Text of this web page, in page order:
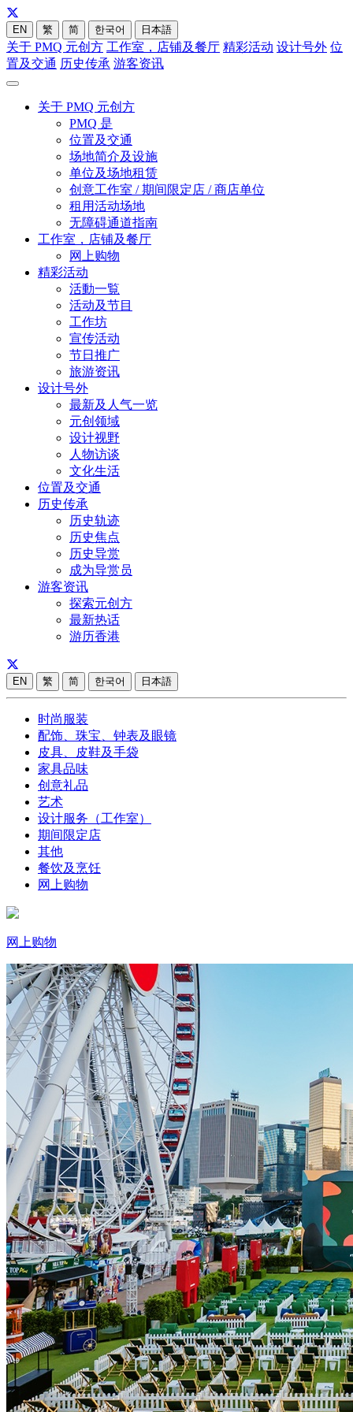
EN 繁 简 한국어 日本語
关于 PMQ 元创方 工作室，店铺及餐厅 精彩活动 设计号外 位
置及交通 历史传承 游客资讯
关于 PMQ 元创方
PMQ 是
位置及交通
场地简介及设施
单位及场地租赁
创意工作室 / 期间限定店 / 商店单位
租用活动场地
无障碍通道指南
工作室，店铺及餐厅
网上购物
精彩活动
活動一覧
活动及节目
工作坊
宣传活动
节日推广
旅游资讯
设计号外
最新及人气一览
元创领域
设计视野
人物访谈
文化生活
位置及交通
历史传承
历史轨迹
历史焦点
历史导赏
成为导赏员
游客资讯
探索元创方
最新热话
游历香港
EN 繁 简 한국어 日本語
时尚服装
配饰、珠宝、钟表及眼镜
皮具、皮鞋及手袋
家具品味
创意礼品
艺术
设计服务（工作室）
期间限定店
其他
餐饮及烹饪
网上购物
网上购物